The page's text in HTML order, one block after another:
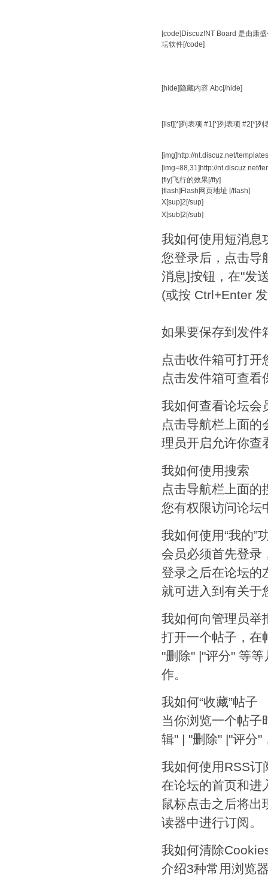
[code]Discuz!NT Board 是由康
坛软件[/code]
[hide]隐藏内容 Abc[/hide]
[list][*]列表项 #1[*]列表项 #2[*]列
[img]http://nt.discuz.net/
[img=88,31]http://nt.discuz.net/
[fly]飞行的效果[/fly]
[flash]Flash网页地址 [/flash]
X[sup]2[/sup]
X[sub]2[/sub]
我如何使用短消息
您登录后，点击导
消息]按钮，在"发
(或按 Ctrl+Enter
如果要保存到发件
点击收件箱可打开
点击发件箱可查看
我如何查看论坛会
点击导航栏上面
理员开启允许你查
我如何使用搜索
点击导航栏上面
您有权限访问论坛
我如何使用“我的”
会员必须首先登录
登录之后在论坛的
就可进入到有关于
我如何向管理员举
打开一个帖子，在
"删除" |"评分" 等
作。
我如何“收藏”帖子
当你浏览一个帖子
辑" | "删除" |"评分"
我如何使用RSS订
在论坛的首页和进
鼠标点击之后将
读器中进行订阅。
我如何清除
介绍3种常用浏览